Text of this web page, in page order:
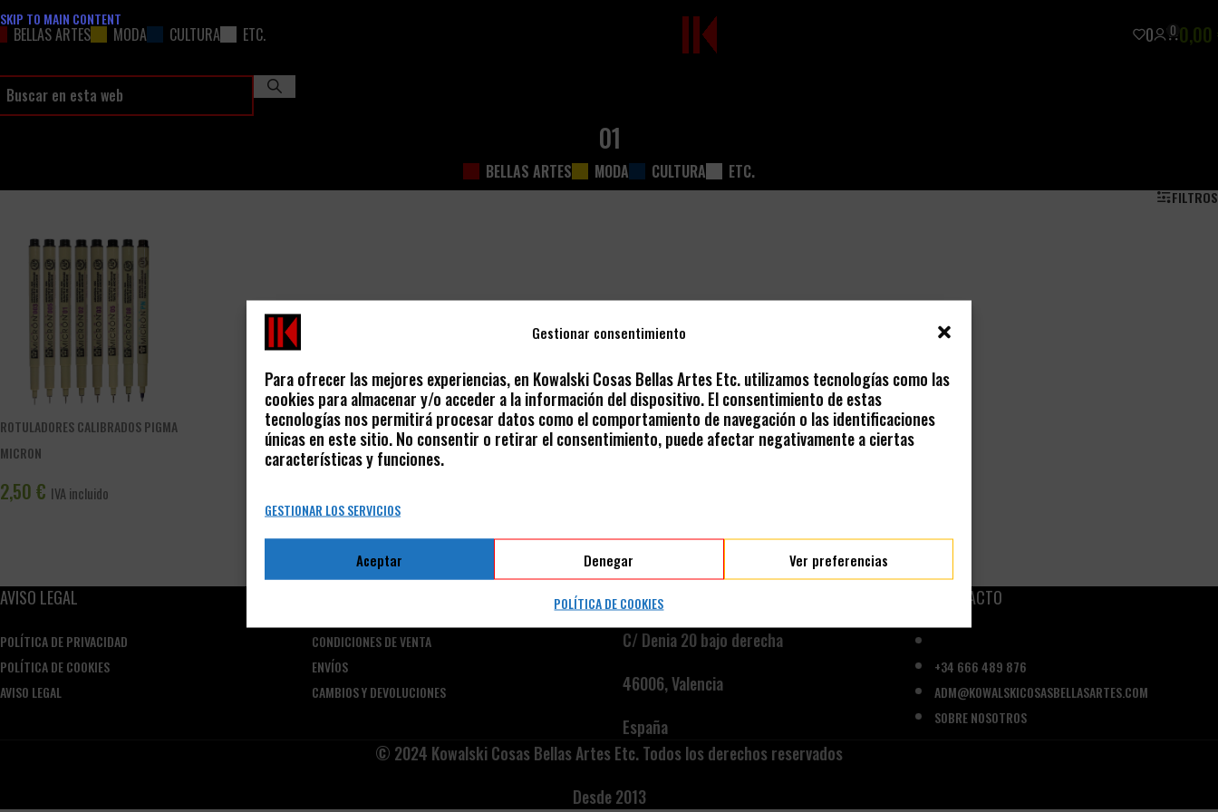
Gestionar consentimiento
Para ofrecer las mejores experiencias, en Kowalski Cosas Bellas Artes Etc. utilizamos tecnologías como las
cookies para almacenar y/o acceder a la información del dispositivo. El consentimiento de estas
tecnologías nos permitirá procesar datos como el comportamiento de navegación o las identificaciones
únicas en este sitio. No consentir o retirar el consentimiento, puede afectar negativamente a ciertas
características y funciones.
GESTIONAR LOS SERVICIOS
Aceptar Denegar Ver preferencias
POLÍTICA DE COOKIES
SKIP TO MAIN CONTENT
BELLAS ARTES MODA CULTURA ETC. 0 0 0,00
01
BELLAS ARTES MODA CULTURA ETC.
FILTROS
ROTULADORES CALIBRADOS PIGMA
MICRON
2,50 € IVA incluido
AVISO LEGAL
POLÍTICA DE PRIVACIDAD
POLÍTICA DE COOKIES
AVISO LEGAL
CONDICIONES DE VENTA
ENVÍOS
CAMBIOS Y DEVOLUCIONES
TIENDA FÍSICA
C/ Denia 20 bajo derecha
46006, Valencia
España
CONTACTO
+34 666 489 876
ADM@KOWALSKICOSASBELLASARTES.COM
SOBRE NOSOTROS
© 2024 Kowalski Cosas Bellas Artes Etc. Todos los derechos reservados
Desde 2013